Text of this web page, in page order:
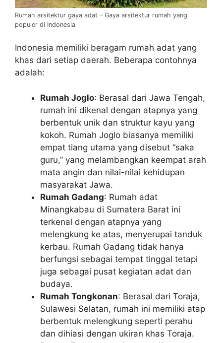
Rumah arsitektur gaya adat – Gaya arsitektur rumah yang
populer di Indonesia
Indonesia memiliki beragam rumah adat yang
khas dari setiap daerah. Beberapa contohnya
adalah:
Rumah Joglo: Berasal dari Jawa Tengah,
rumah ini dikenal dengan atapnya yang
berbentuk unik dan struktur kayu yang
kokoh. Rumah Joglo biasanya memiliki
empat tiang utama yang disebut “saka
guru,” yang melambangkan keempat arah
mata angin dan nilai-nilai kehidupan
masyarakat Jawa.
Rumah Gadang: Rumah adat
Minangkabau di Sumatera Barat ini
terkenal dengan atapnya yang
melengkung ke atas, menyerupai tanduk
kerbau. Rumah Gadang tidak hanya
berfungsi sebagai tempat tinggal tetapi
juga sebagai pusat kegiatan adat dan
budaya.
Rumah Tongkonan: Berasal dari Toraja,
Sulawesi Selatan, rumah ini memiliki atap
berbentuk melengkung seperti perahu
dan dihiasi dengan ukiran khas Toraja.